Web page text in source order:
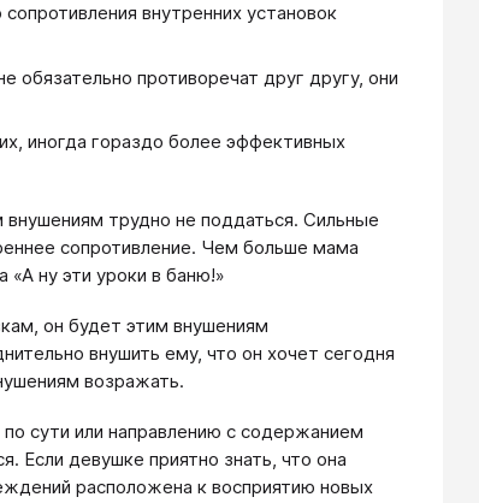
внутренних установок
обязательно противоречат друг другу, они
иногда гораздо более эффективных
трудно не поддаться. Сильные
сопротивление. Чем больше мама
ну эти уроки в баню!»
он будет этим внушениям
внушить ему, что он хочет сегодня
возражать.
сути или направлению с содержанием
Если девушке приятно знать, что она
расположена к восприятию новых